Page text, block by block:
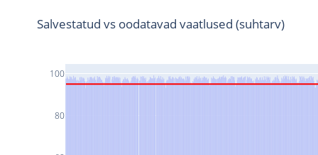
80
100
Salvestatud vs oodatavad vaatlused (suhtarv)